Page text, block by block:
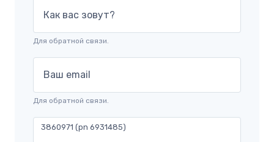
Как вас зовут?
Для обратной связи.
Ваш email
Для обратной связи.